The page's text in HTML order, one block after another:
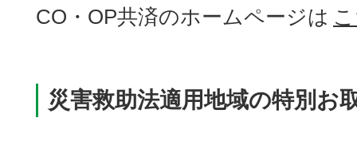
CO・OP共済のホームページは
災害救助法適用地域の特別お